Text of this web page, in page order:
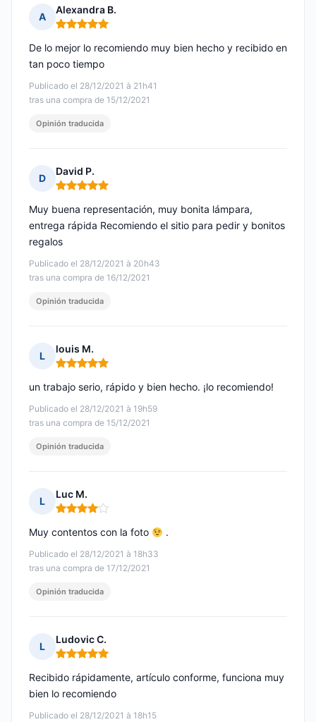
A
Alexandra B.
Nota: 5 de 5
Publicado el 28/12/2021 à 21h41
tras una compra de 15/12/2021
De lo mejor lo recomiendo muy bien hecho y recibido en
tan poco tiempo
Opinión traducida
D
David P.
Nota: 5 de 5
Publicado el 28/12/2021 à 20h43
tras una compra de 16/12/2021
Muy buena representación, muy bonita lámpara,
entrega rápida Recomiendo el sitio para pedir y bonitos
regalos
Opinión traducida
L
louis M.
Nota: 5 de 5
Publicado el 28/12/2021 à 19h59
tras una compra de 15/12/2021
un trabajo serio, rápido y bien hecho. ¡lo recomiendo!
Opinión traducida
L
Luc M.
Nota: 4 de 5
Publicado el 28/12/2021 à 18h33
tras una compra de 17/12/2021
Muy contentos con la foto .
Opinión traducida
L
Ludovic C.
Nota: 5 de 5
Publicado el 28/12/2021 à 18h15
Recibido rápidamente, artículo conforme, funciona muy
bien lo recomiendo